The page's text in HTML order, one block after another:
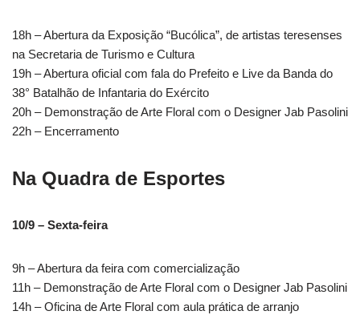
18h – Abertura da Exposição “Bucólica”, de artistas teresenses
na Secretaria de Turismo e Cultura
19h – Abertura oficial com fala do Prefeito e Live da Banda do
38° Batalhão de Infantaria do Exército
20h – Demonstração de Arte Floral com o Designer Jab Pasolini
22h – Encerramento
Na Quadra de Esportes
10/9 – Sexta-feira
9h – Abertura da feira com comercialização
11h – Demonstração de Arte Floral com o Designer Jab Pasolini
14h – Oficina de Arte Floral com aula prática de arranjo